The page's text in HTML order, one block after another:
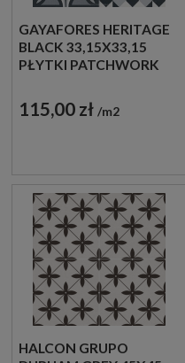
GAYAFORES HERITAGE
BLACK 33,15X33,15
PŁYTKI PATCHWORK
115,00 zł m2
HALCON GRUPO